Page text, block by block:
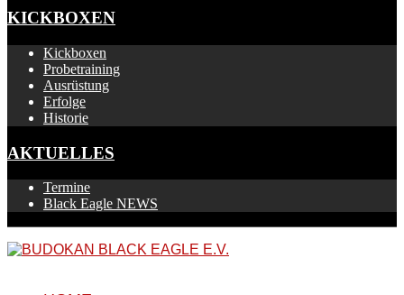
KICKBOXEN
Kickboxen
Probetraining
Ausrüstung
Erfolge
Historie
AKTUELLES
Termine
Black Eagle NEWS